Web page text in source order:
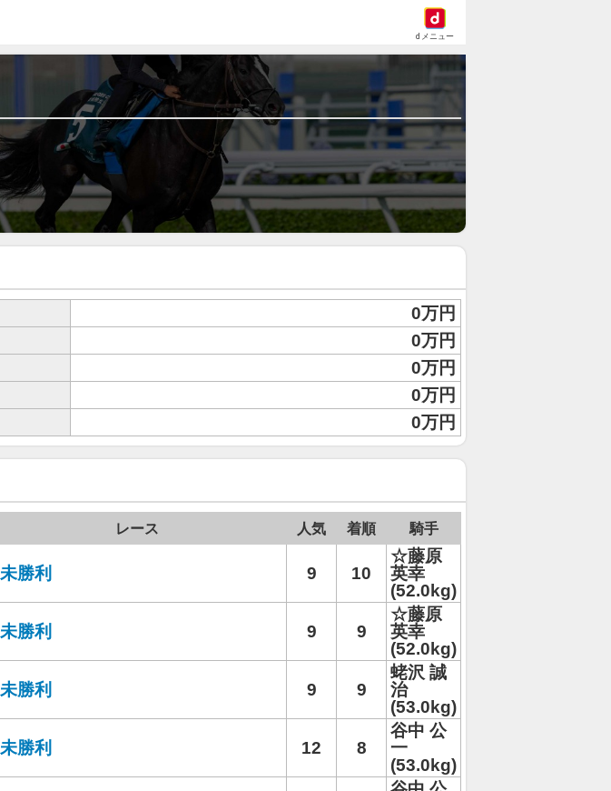
dメニュー
0万円
0万円
0万円
0万円
0万円
レース 人気 着順 騎手
未勝利 9 10
☆藤原
英幸
(52.0kg)
未勝利 9 9
☆藤原
英幸
(52.0kg)
未勝利 9 9
蛯沢 誠
治
(53.0kg)
未勝利 12 8
谷中 公
一
(53.0kg)